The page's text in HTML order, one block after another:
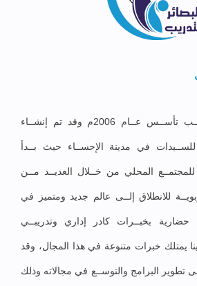
معهــد البصائــر للتدريــب تأســس عــام 2006م وقد تم إنشــاء
في مدينة الإحســاء حيث بــدأ
المحلي من خــلال العديــد مــن
للانطلاق إلــى عالم جديد ومتميز في
حضارية بخبــرات كادر إداري وتدريبــي
يمتلك خبرات متنوعة في هذا المجال، وقد
تطوير البرامج والتوســع في مجالاته وذلك